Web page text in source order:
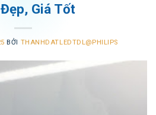
Giá Tốt
BỞI THANHDATLEDTDL@PHILIPS